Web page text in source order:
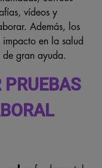
vídeos y
Además, los
impacto en la salud
de gran ayuda.
PRUEBAS